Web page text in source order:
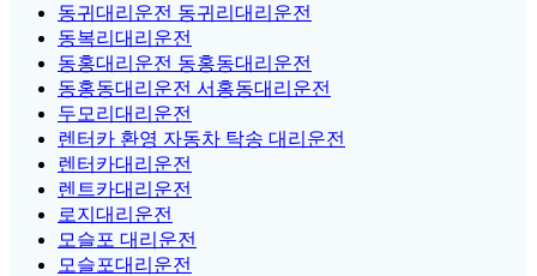
동귀대리운전 동귀리대리운전
동복리대리운전
동홍대리운전 동홍동대리운전
동홍동대리운전 서홍동대리운전
두모리대리운전
렌터카 환영 자동차 탁송 대리운전
렌터카대리운전
렌트카대리운전
로지대리운전
모슬포 대리운전
모슬포대리운전